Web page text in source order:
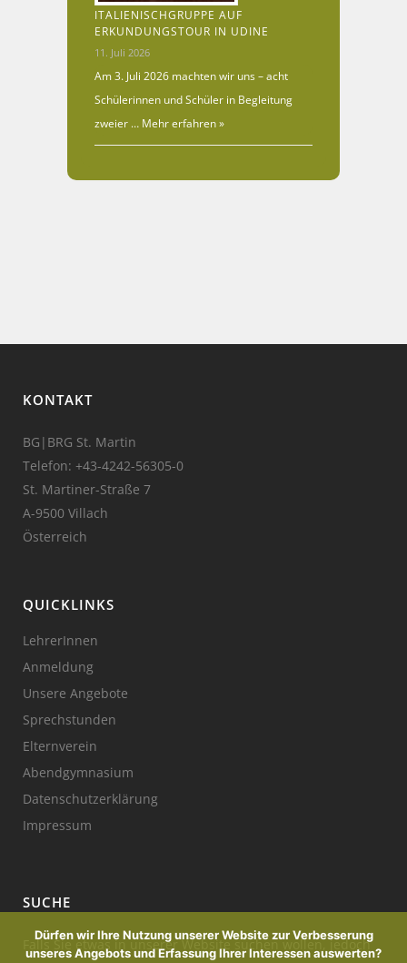
ITALIENISCHGRUPPE AUF
ERKUNDUNGSTOUR IN UDINE
11. Juli 2026
Am 3. Juli 2026 machten wir uns – acht
Schülerinnen und Schüler in Begleitung
zweier … Mehr erfahren »
KONTAKT
BG|BRG St. Martin
Telefon: +43-4242-56305-0
St. Martiner-Straße 7
A-9500 Villach
Österreich
QUICKLINKS
LehrerInnen
Anmeldung
Unsere Angebote
Sprechstunden
Elternverein
Abendgymnasium
Datenschutzerklärung
Impressum
SUCHE
Falls Sie etwas in unserer Website suchen wollen, jedoch
Dürfen wir Ihre Nutzung unserer Website zur Verbesserung
unseres Angebots und Erfassung Ihrer Interessen auswerten?